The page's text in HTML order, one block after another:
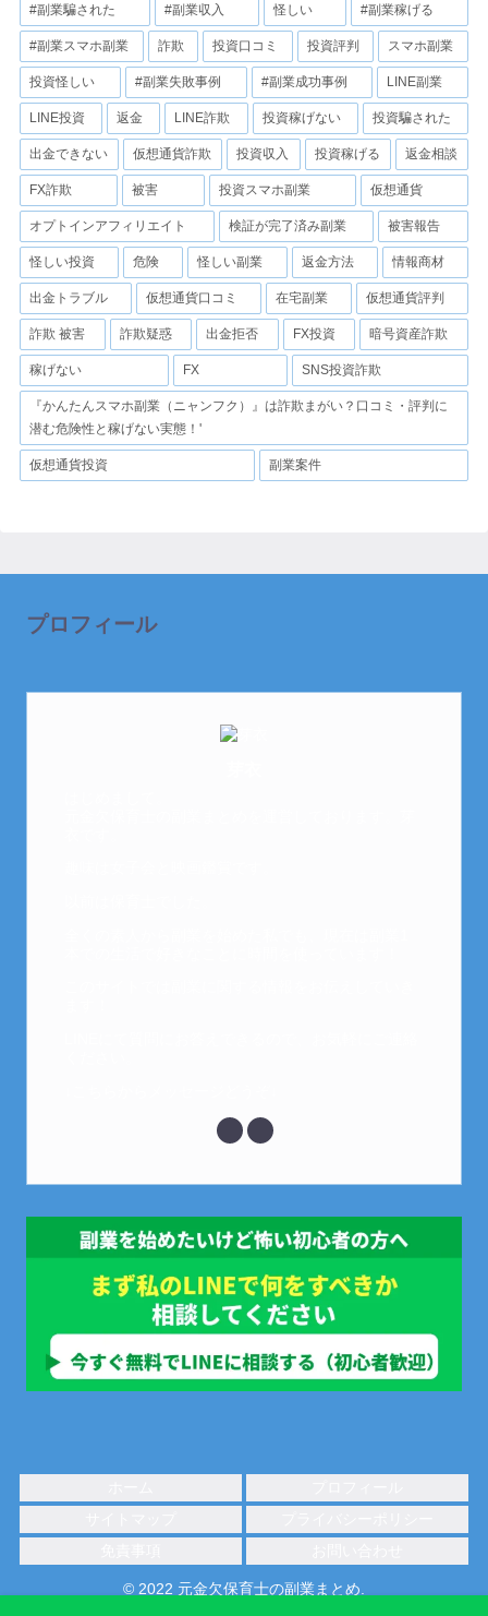
#副業騙された #副業収入 怪しい #副業稼げる
#副業スマホ副業 詐欺 投資口コミ 投資評判 スマホ副業
投資怪しい #副業失敗事例 #副業成功事例 LINE副業
LINE投資 返金 LINE詐欺 投資稼げない 投資騙された
出金できない 仮想通貨詐欺 投資収入 投資稼げる 返金相談
FX詐欺 被害 投資スマホ副業 仮想通貨
オプトインアフィリエイト 検証が完了済み副業 被害報告
怪しい投資 危険 怪しい副業 返金方法 情報商材
出金トラブル 仮想通貨口コミ 在宅副業 仮想通貨評判
詐欺 被害 詐欺疑惑 出金拒否 FX投資 暗号資産詐欺
稼げない FX SNS投資詐欺
『かんたんスマホ副業（ニャンフク）』は詐欺まがい？口コミ・評判に
潜む危険性と稼げない実態！'
仮想通貨投資 副業案件
プロフィール
© 2022 元金欠保育士の副業まとめ.